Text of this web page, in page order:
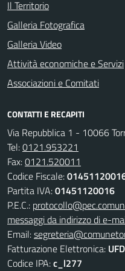
Il Territorio
Galleria Fotografica
Galleria Video
Attività economiche e Servizi
Associazioni e Comitati
CONTATTI E RECAPITI
Via Repubblica 1 - 10066
Tel:0121.953221
Fax:0121.520011
Codice Fiscale:
Partita IVA:01451120016
P.E.C.:
messaggi da indirizzo di e-
Email:
Fatturazione Elettronica:
Codice IPA:c_l277